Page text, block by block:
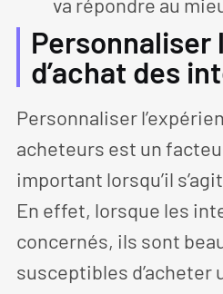
Personnaliser
d’achat des
Personnaliser
acheteurs est un
important lorsqu’il
En effet, lorsque les
concernés, ils sont
susceptibles d’acheter